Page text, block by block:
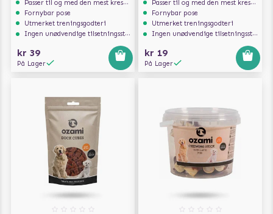
Passer til og med den mest kresne hunden
Fornybar pose
Utmerket treningsgodteri
Ingen unødvendige tilsetningsstoffer
kr 39
På Lager
Passer til og med den mest kresne hunden
Fornybar pose
Utmerket treningsgodteri
Ingen unødvendige tilsetningsstoffer
kr 19
På Lager